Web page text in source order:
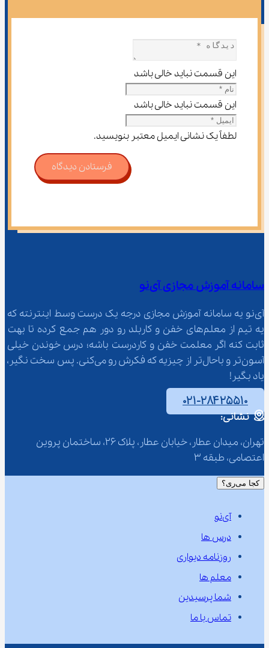
این قسمت نباید خالی باشد
این قسمت نباید خالی باشد
لطفاً یک نشانی ایمیل معتبر بنویسید.
فرستادن دیدگاه
سامانه آموزش مجازی آی‌نو
آی‌نو یه سامانه آموزش مجازی درجه یک درست وسط اینترنته که
یه تیم از معلم‌‌های خفن و کاربلد رو دور هم جمع کرده تا بهت
ثابت کنه اگر معلمت خفن و کاردرست باشه؛ درس خوندن خیلی
آسون‌تر و باحال‌تر از چیزیه که فکرش رو می‌کنی. پس سخت نگیر،
یاد بگیر!
۰۲۱-۲۸۴۲۵۵۱۰
نشانی:
تهران، میدان عطار، خیابان عطار، پلاک 26، ساختمان پروین
اعتصامی، طبقه 3
کجا می‌ری؟
آی‌نو
درس ها
روزنامه دیواری
معلم ها
شما پرسیدین
تماس با ما